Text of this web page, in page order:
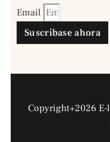
Email
Suscríbase ahora
Copyright+2026 E-